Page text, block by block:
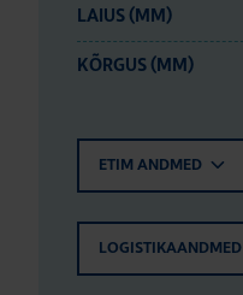
LAIUS (MM)
KÕRGUS (MM)
ETIM ANDMED
LOGISTIKAANDMED